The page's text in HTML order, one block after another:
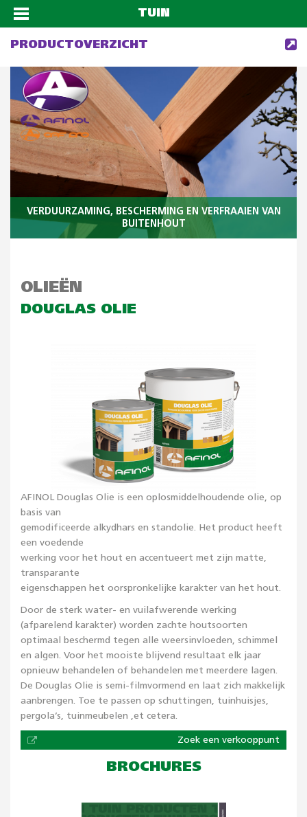
TUIN
PRODUCTOVERZICHT
VERDUURZAMING, BESCHERMING EN VERFRAAIEN VAN
BUITENHOUT
OLIEËN
DOUGLAS OLIE
AFINOL Douglas Olie is een oplosmiddelhoudende olie, op
basis van
gemodificeerde alkydhars en standolie. Het product heeft
een voedende
werking voor het hout en accentueert met zijn matte,
transparante
eigenschappen het oorspronkelijke karakter van het hout.
Door de sterk water- en vuilafwerende werking
(afparelend karakter) worden zachte houtsoorten
optimaal beschermd tegen alle weersinvloeden, schimmel
en algen. Voor het mooiste blijvend resultaat elk jaar
opnieuw behandelen of behandelen met meerdere lagen.
De Douglas Olie is semi-filmvormend en laat zich makkelijk
aanbrengen. Toe te passen op schuttingen, tuinhuisjes,
pergola’s, tuinmeubelen ,et cetera.
Zoek een verkooppunt
BROCHURES